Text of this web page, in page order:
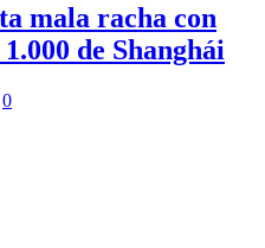
mala racha con
de Shanghái
0